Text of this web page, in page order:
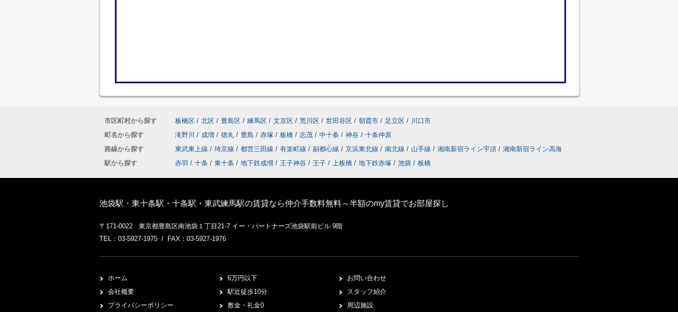
市区町村から探す 板橋区 / 北区 / 豊島区 / 練馬区 / 文京区 / 荒川区 / 世田谷区 / 朝霞市 / 足立区 / 川口市
町名から探す
滝野川 / 成増 / 徳丸 / 豊島 / 赤塚 / 板橋 / 志茂 / 中十条 / 神谷 / 十条仲原
路線から探す
東武東上線 / 埼京線 / 都営三田線 / 有楽町線 / 副都心線 / 京浜東北線 / 南北線 / 山手線 / 湘南新宿ライン宇須 / 湘南新宿ライン高海
駅から探す
赤羽 / 十条 / 東十条 / 地下鉄成増 / 王子神谷 / 王子 / 上板橋 / 地下鉄赤塚 / 池袋 / 板橋
池袋駅・東十条駅・十条駅・東武練馬駅の賃貸なら仲介手数料無料～半額のmy賃貸でお部屋探し
〒171-0022 東京都豊島区南池袋１丁目21-7 イー・パートナーズ池袋駅前ビル 9階
TEL：03-5927-1975 / FAX：03-5927-1976
ホーム
会社概要
プライバシーポリシー
6万円以下
駅近徒歩10分
敷金・礼金0
お問い合わせ
スタッフ紹介
周辺施設